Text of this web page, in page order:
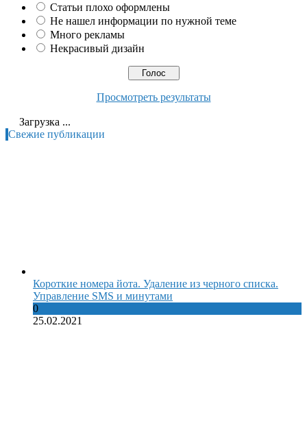
Статьи плохо оформлены
Не нашел информации по нужной теме
Много рекламы
Некрасивый дизайн
Просмотреть результаты
Загрузка ...
Свежие публикации
Короткие номера йота. Удаление из черного списка.
Управление SMS и минутами
0
25.02.2021